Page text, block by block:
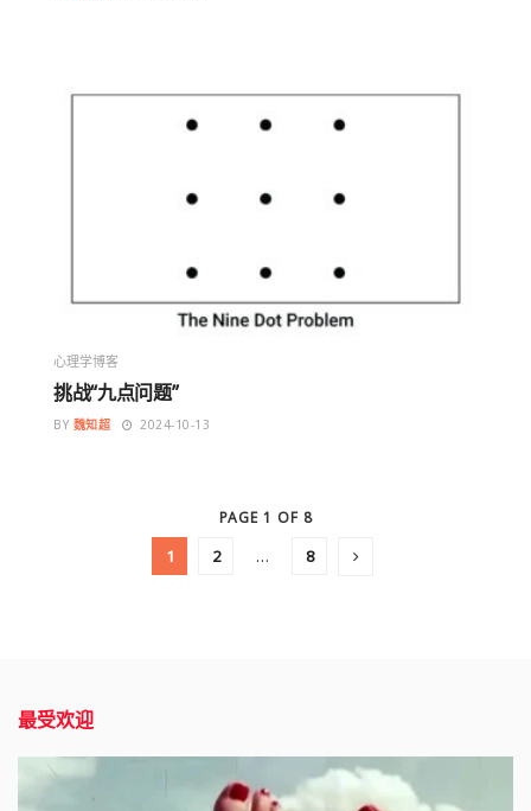
心理学博客
挑战“九点问题”
BY 魏知超 2024-10-13
PAGE 1 OF 8
1 2 … 8
最受欢迎